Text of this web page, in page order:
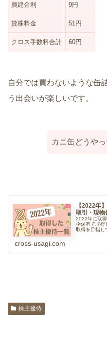
買建金利 9円
貸株料金 51円
クロス手数料合計 60円
自分では買わないような缶
う出会いが楽しいです。
カニ缶どうや
【2022年
取引・現物
2022年に取
物保有で取得
取得を目指し
cross-usagi.com
株主優待